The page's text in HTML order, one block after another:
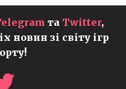
та Twitter,
новин зі світу ігр